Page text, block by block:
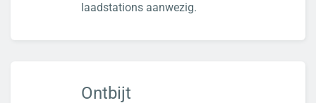
laadstations aanwezig.
Ontbijt